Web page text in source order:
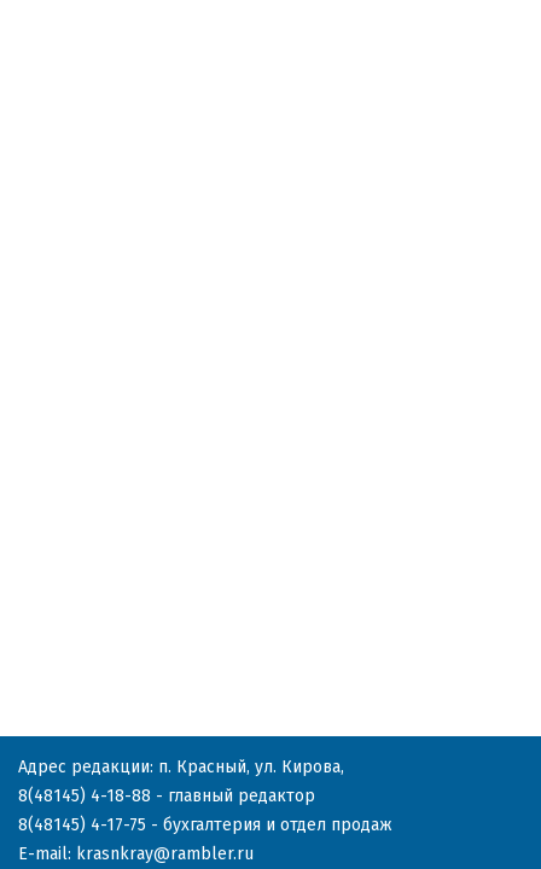
Адрес редакции: п. Красный, ул. Кирова,
8(48145) 4-18-88 - главный редактор
8(48145) 4-17-75 - бухгалтерия и отдел продаж
E-mail: krasnkray@rambler.ru